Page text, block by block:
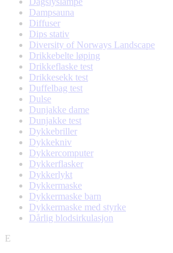
Dampsauna
Diffuser
Dips stativ
Diversity of Norways Landscape
Drikkebelte løping
Drikkeflaske test
Drikkesekk test
Duffelbag test
Dulse
Dunjakke dame
Dunjakke test
Dykkebriller
Dykkekniv
Dykkercomputer
Dykkerflasker
Dykkerlykt
Dykkermaske
Dykkermaske barn
Dykkermaske med styrke
Dårlig blodsirkulasjon
E